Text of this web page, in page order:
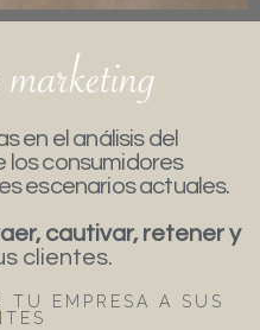
en el análisis del
consumidores
escenarios actuales.
cautivar, retener y
clientes.
TU EMPRESA A SUS